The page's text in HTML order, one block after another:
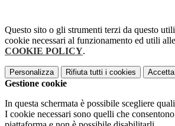
Questo sito o gli strumenti terzi da questo
cookie necessari al funzionamento ed utili
COOKIE POLICY.
Personalizza Rifiuta tutti i cookies
Gestione cookie
In questa schermata è possibile scegliere
I cookie necessari sono quelli che